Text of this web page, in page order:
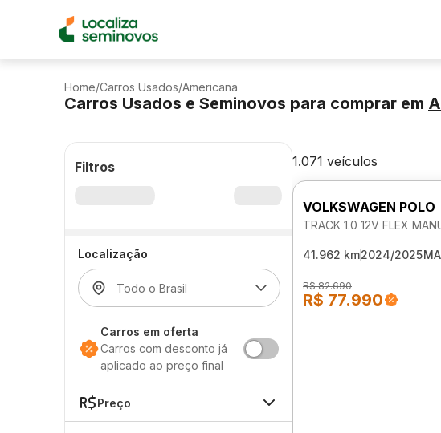
Home/Carros Usados/Americana
Carros Usados e Seminovos para comprar em
Filtros
Localização
Carros em oferta
Carros com desconto já
aplicado ao preço final
Preço
1.071 veículos
VOLKSWAGEN POLO
TRACK 1.0 12V FLEX
41.962 km2024/2025
R$ 82.690
R$ 77.990